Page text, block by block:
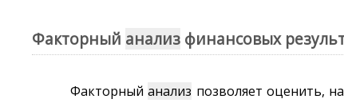
Факторный анализ финансовых
Факторныйанализ позволяет оценить,